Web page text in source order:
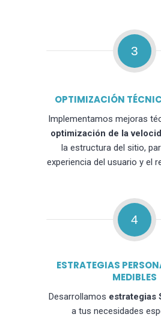
3
OPTIMIZACIÓN
Implementamos mejoras
optimización de la
la estructura del sitio,
experiencia del usuario y el
4
ESTRATEGIAS
MEDIBLES
Desarrollamos estrategias
a tus necesidades